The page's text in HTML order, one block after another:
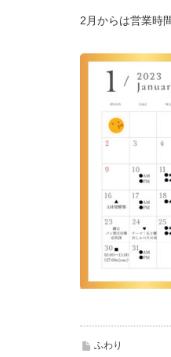
2月からは営業時
ふわり